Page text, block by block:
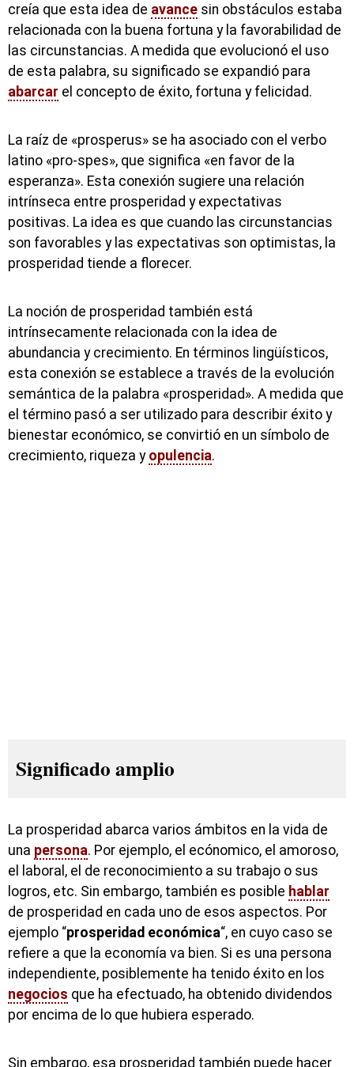
creía que esta idea de avance sin obstáculos estaba
relacionada con la buena fortuna y la favorabilidad de
las circunstancias. A medida que evolucionó el uso
de esta palabra, su significado se expandió para
abarcar el concepto de éxito, fortuna y felicidad.
La raíz de «prosperus» se ha asociado con el verbo
latino «pro-spes», que significa «en favor de la
esperanza». Esta conexión sugiere una relación
intrínseca entre prosperidad y expectativas
positivas. La idea es que cuando las circunstancias
son favorables y las expectativas son optimistas, la
prosperidad tiende a florecer.
La noción de prosperidad también está
intrínsecamente relacionada con la idea de
abundancia y crecimiento. En términos lingüísticos,
esta conexión se establece a través de la evolución
semántica de la palabra «prosperidad». A medida que
el término pasó a ser utilizado para describir éxito y
bienestar económico, se convirtió en un símbolo de
crecimiento, riqueza y opulencia.
Significado amplio
La prosperidad abarca varios ámbitos en la vida de
una persona. Por ejemplo, el ecónomico, el amoroso,
el laboral, el de reconocimiento a su trabajo o sus
logros, etc. Sin embargo, también es posible hablar
de prosperidad en cada uno de esos aspectos. Por
ejemplo “prosperidad económica“, en cuyo caso se
refiere a que la economía va bien. Si es una persona
independiente, posiblemente ha tenido éxito en los
negocios que ha efectuado, ha obtenido dividendos
por encima de lo que hubiera esperado.
Sin embargo, esa prosperidad también puede hacer